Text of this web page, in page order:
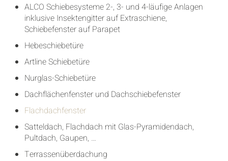
ALCO Schiebesysteme 2-, 3- und 4-läufige Anlagen
inklusive Insektengitter auf Extraschiene,
Schiebefenster auf Parapet
Hebeschiebetüre
Artline Schiebetüre
Nurglas-Schiebetüre
Dachflächenfenster und Dachschiebefenster
Flachdachfenster
Satteldach, Flachdach mit Glas-Pyramidendach,
Pultdach, Gaupen, …
Terrassenüberdachung